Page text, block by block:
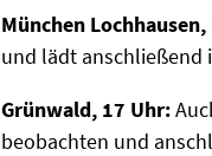
München
und lädt anschließend
Grünwald, 17 Uhr:
beobachten und